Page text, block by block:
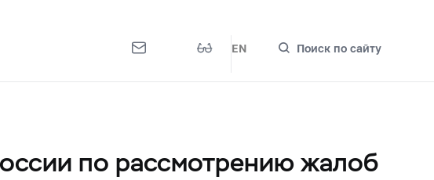
EN Поиск по сайту
по рассмотрению жалоб